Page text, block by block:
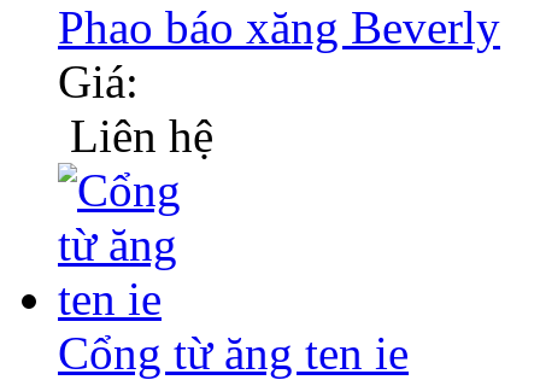
Phao báo xăng Beverly
Giá:
Liên hệ
Cổng từ ăng ten ie